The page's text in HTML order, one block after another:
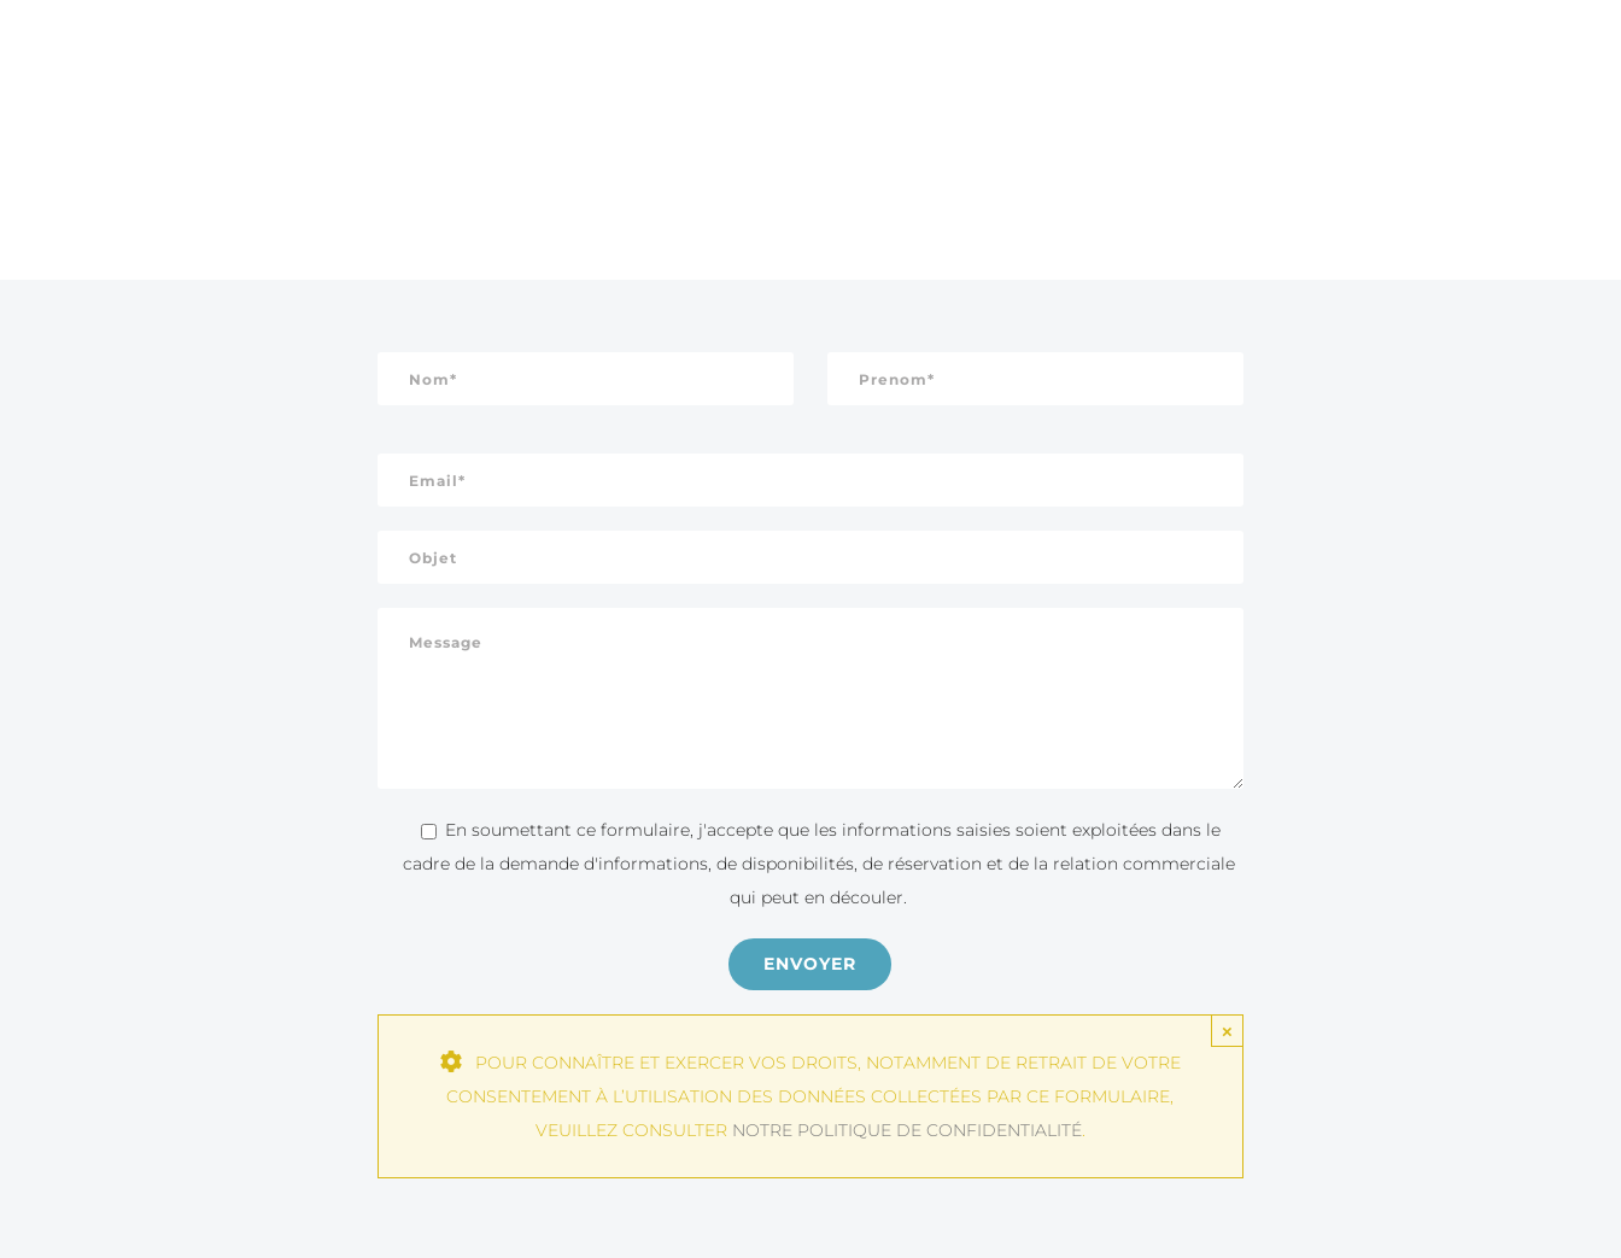
En soumettant ce formulaire, j'accepte que les informations saisies soient exploitées dans le
cadre de la demande d'informations, de disponibilités, de réservation et de la relation commerciale
qui peut en découler.
POUR CONNAÎTRE ET EXERCER VOS DROITS, NOTAMMENT DE RETRAIT DE VOTRE
CONSENTEMENT À L’UTILISATION DES DONNÉES COLLECTÉES PAR CE FORMULAIRE,
VEUILLEZ CONSULTER NOTRE POLITIQUE DE CONFIDENTIALITÉ.
×